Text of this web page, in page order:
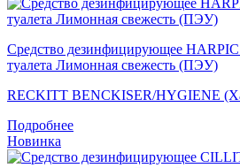
Средство дезинфицирующее HARPIC
туалета Лимонная свежесть (ПЭУ)
RECKITT BENCKISER/HYGIENE
Подробнее
Новинка